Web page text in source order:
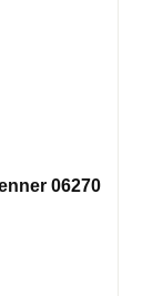
06270